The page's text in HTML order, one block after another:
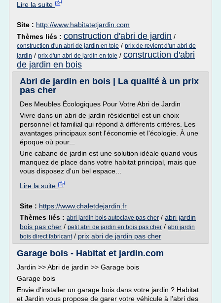
Lire la suite
Site : http://www.habitatetjardin.com
Thèmes liés : construction d'abri de jardin /
construction d'un abri de jardin en tole / prix de revient d'un abri de
jardin / prix d'un abri de jardin en tole / construction d'abri
de jardin en bois
Abri de jardin en bois | La qualité à un prix
pas cher
Des Meubles Écologiques Pour Votre Abri de Jardin
Vivre dans un abri de jardin résidentiel est un choix
personnel et familial qui répond à différents critères. Les
avantages principaux sont l'économie et l'écologie. À une
époque où pour...
Une cabane de jardin est une solution idéale quand vous
manquez de place dans votre habitat principal, mais que
vous disposez d'un bel espace...
Lire la suite
Site : https://www.chaletdejardin.fr
Thèmes liés : abri jardin bois autoclave pas cher / abri jardin
bois pas cher / petit abri de jardin en bois pas cher / abri jardin
bois direct fabricant/ prix abri de jardin pas cher
Garage bois - Habitat et jardin.com
Jardin >> Abri de jardin >> Garage bois
Garage bois
Envie d'installer un garage bois dans votre jardin ? Habitat
et Jardin vous propose de garer votre véhicule à l'abri des